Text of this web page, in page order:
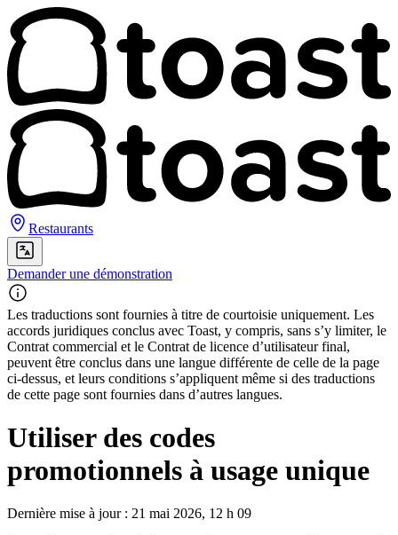
Restaurants
Demander une démonstration
Les traductions sont fournies à titre de courtoisie uniquement. Les
accords juridiques conclus avec Toast, y compris, sans s’y limiter, le
Contrat commercial et le Contrat de licence d’utilisateur final,
peuvent être conclus dans une langue différente de celle de la page
ci-dessus, et leurs conditions s’appliquent même si des traductions
de cette page sont fournies dans d’autres langues.
Utiliser des codes
promotionnels à usage unique
Dernière mise à jour : 21 mai 2026, 12 h 09